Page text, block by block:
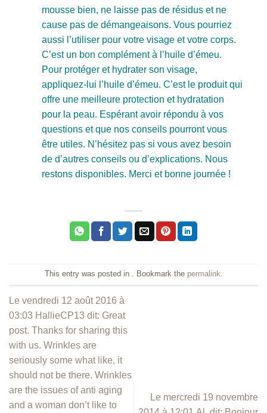
mousse bien, ne laisse pas de résidus et ne
cause pas de démangeaisons. Vous pourriez
aussi l’utiliser pour votre visage et votre corps.
C’est un bon complément à l’huile d’émeu.
Pour protéger et hydrater son visage,
appliquez-lui l’huile d’émeu. C’est le produit qui
offre une meilleure protection et hydratation
pour la peau. Espérant avoir répondu à vos
questions et que nos conseils pourront vous
être utiles. N’hésitez pas si vous avez besoin
de d’autres conseils ou d’explications. Nous
restons disponibles. Merci et bonne journée !
This entry was posted in . Bookmark the permalink
Le vendredi 12 août 2016 à
03:03 HallieCP13 dit: Great
post. Thanks for sharing this
with us. Wrinkles are
seriously some what like, it
should not be there. Wrinkles
are the issues of anti aging
and a woman don’t like to
Le mercredi 19 novembre